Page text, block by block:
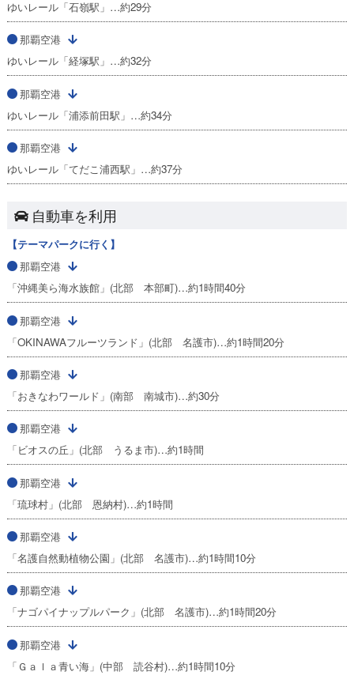
ゆいレール「石嶺駅」…約29分
那覇空港
ゆいレール「経塚駅」…約32分
那覇空港
ゆいレール「浦添前田駅」…約34分
那覇空港
ゆいレール「てだこ浦西駅」…約37分
自動車を利用
【テーマパークに行く】
那覇空港
「沖縄美ら海水族館」(北部 本部町)…約1時間40分
那覇空港
「OKINAWAフルーツランド」(北部 名護市)…約1時間20分
那覇空港
「おきなわワールド」(南部 南城市)…約30分
那覇空港
「ビオスの丘」(北部 うるま市)…約1時間
那覇空港
「琉球村」(北部 恩納村)…約1時間
那覇空港
「名護自然動植物公園」(北部 名護市)…約1時間10分
那覇空港
「ナゴパイナップルパーク」(北部 名護市)…約1時間20分
那覇空港
「Ｇａｌａ青い海」(中部 読谷村)…約1時間10分